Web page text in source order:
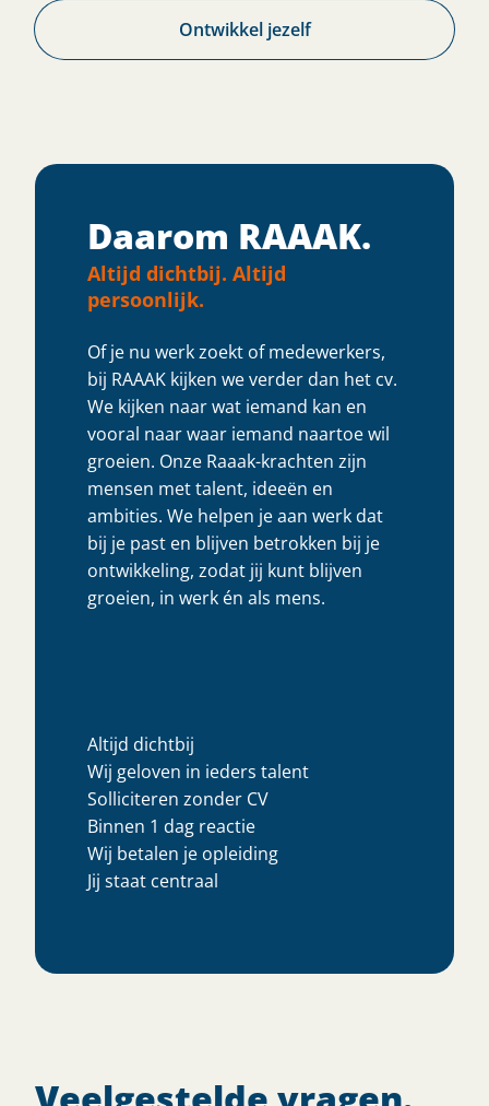
Ontwikkel jezelf
Daarom RAAAK.
Altijd dichtbij. Altijd
persoonlijk.
Of je nu werk zoekt of medewerkers,
bij RAAAK kijken we verder dan het cv.
We kijken naar wat iemand kan en
vooral naar waar iemand naartoe wil
groeien. Onze Raaak-krachten zijn
mensen met talent, ideeën en
ambities. We helpen je aan werk dat
bij je past en blijven betrokken bij je
ontwikkeling, zodat jij kunt blijven
groeien, in werk én als mens.
Altijd dichtbij
Wij geloven in ieders talent
Solliciteren zonder CV
Binnen 1 dag reactie
Wij betalen je opleiding
Jij staat centraal